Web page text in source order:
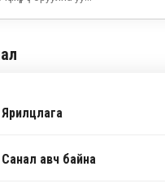
Ярилцлага
Санал авч байна